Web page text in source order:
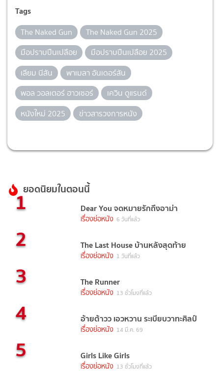
Tags
The Naked Gun
The Naked Gun 2025
มือปราบปืนเปลือย
มือปราบปืนเปลือย 2025
เลียม นีสัน
พาเมลา อันเดอร์สัน
พอล วอลเตอร์ ฮาวเซอร์
เควิน ดูแรนด์
หนังใหม่ 2025
ข่าวสารวงการหนัง
ยอดนิยมในตอนนี้
1 Dear You จดหมายรักถึงอาม่า
เรื่องย่อหนัง 6 วันที่แล้ว
2 The Last House บ้านหลังสุดท้าย
เรื่องย่อหนัง 1 วันที่แล้ว
3 The Runner
เรื่องย่อหนัง 13 ชั่วโมงที่แล้ว
4 อ้ายต้าวว เอวหวาน ระเบียบวาทะศิลป์
เรื่องย่อหนัง 14 มี.ค. 69
5 Girls Like Girls
เรื่องย่อหนัง 13 ชั่วโมงที่แล้ว